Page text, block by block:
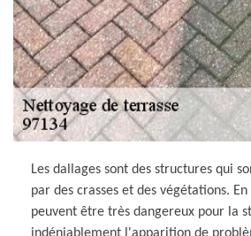
Les dallages sont des structures qui
par des crasses et des végétations.
peuvent être très dangereux pour la
indéniablement l'apparition de